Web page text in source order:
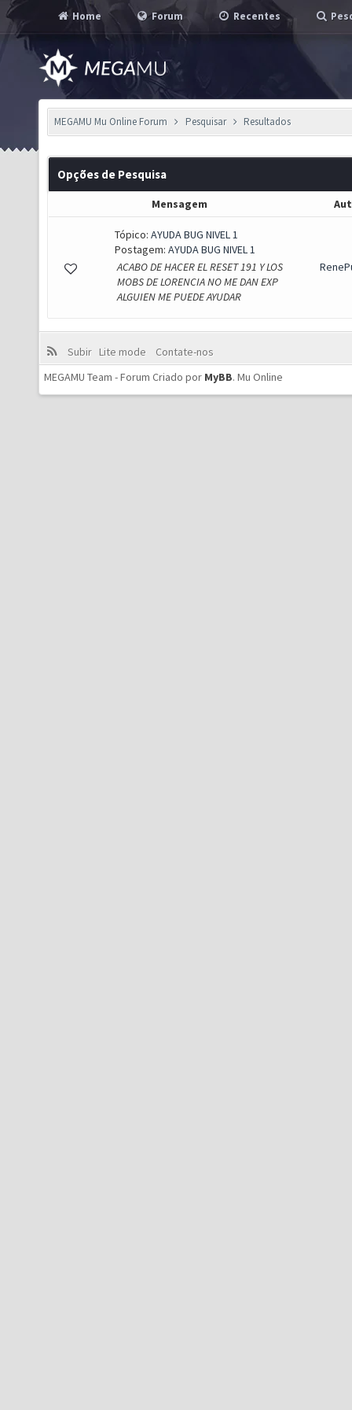
Home Forum Recentes
MEGAMU Mu Online Forum Pesquisar Resultados
Opções de Pesquisa
Mensagem
Tópico: AYUDA BUG NIVEL 1
Postagem: AYUDA BUG NIVEL 1
ACABO DE HACER EL RESET 191 Y LOS
MOBS DE LORENCIA NO ME DAN EXP
ALGUIEN ME PUEDE AYUDAR
Subir Lite mode
Contate-nos
MEGAMU Team - Forum Criado por MyBB. Mu Online